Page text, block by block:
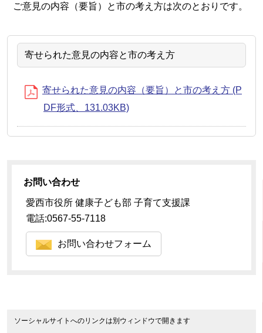
ご意見の内容（要旨）と市の考え方は次のとおりです。
寄せられた意見の内容と市の考え方
寄せられた意見の内容（要旨）と市の考え方 (P
DF形式、131.03KB)
お問い合わせ
愛西市役所 健康子ども部 子育て支援課
電話:0567-55-7118
お問い合わせフォーム
ソーシャルサイトへのリンクは別ウィンドウで開きます